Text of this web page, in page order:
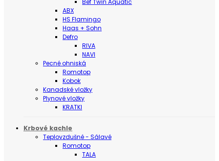
Bef Twin Aquatic
ABX
HS Flamingo
Haas + Sohn
Defro
RIVA
NAVI
Pecné ohniská
Romotop
Kobok
Kanadské vložky
Plynové vložky
KRATKI
Krbové kachle
Teplovzdušné - Sálavé
Romotop
TALA